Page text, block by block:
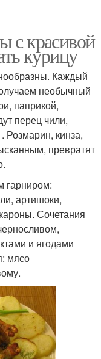
с красивой
курицу
Каждый
необычный
паприкой,
перец чили,
Розмарин, кинза,
превратят
гарниром:
артишоки,
Сочетания
и ягодами
мясо